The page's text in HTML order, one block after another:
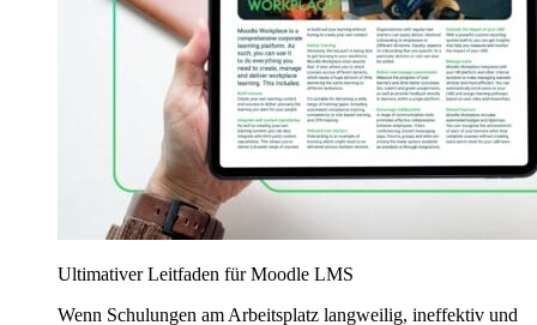
Ultimativer Leitfaden für Moodle LMS
Wenn Schulungen am Arbeitsplatz langweilig, ineffektiv und